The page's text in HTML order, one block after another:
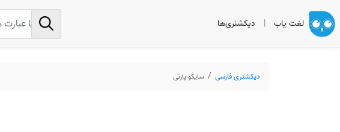
لغت یاب | دیکشنری‌ها
دیکشنری فارسی سایکو پارتی